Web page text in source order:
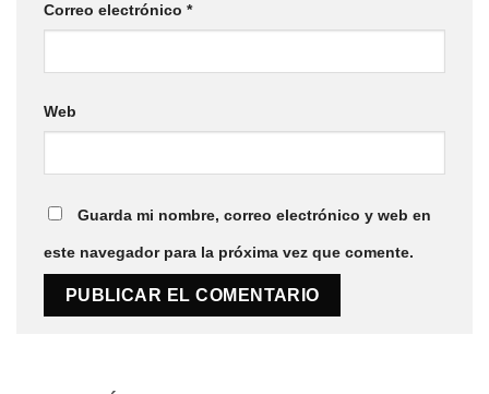
Correo electrónico *
Web
Guarda mi nombre, correo electrónico y web en
este navegador para la próxima vez que comente.